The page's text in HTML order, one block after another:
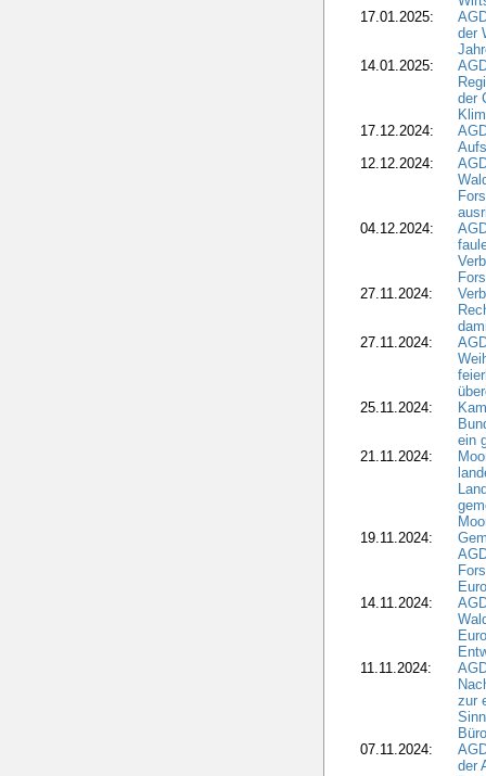
17.01.2025:
der
14.01.2025:
der
17.12.2024:
12.12.2024:
04.12.2024:
27.11.2024:
27.11.2024:
25.11.2024:
ein
21.11.2024:
19.11.2024:
14.11.2024:
11.11.2024:
zur
07.11.2024:
der